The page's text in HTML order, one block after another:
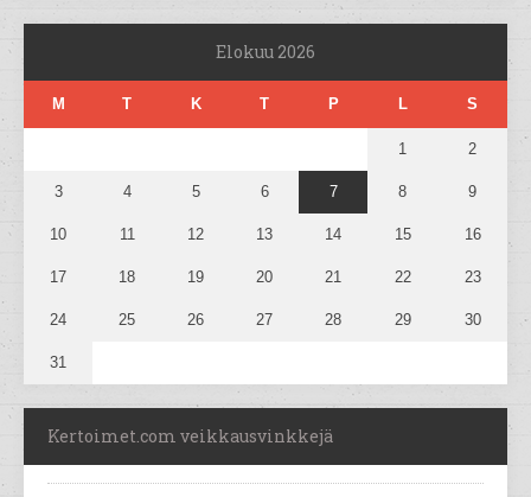
Elokuu 2026
M T K T P L S
1 2
3 4 5 6 7 8 9
10 11 12 13 14 15 16
17 18 19 20 21 22 23
24 25 26 27 28 29 30
31
Kertoimet.com veikkausvinkkejä